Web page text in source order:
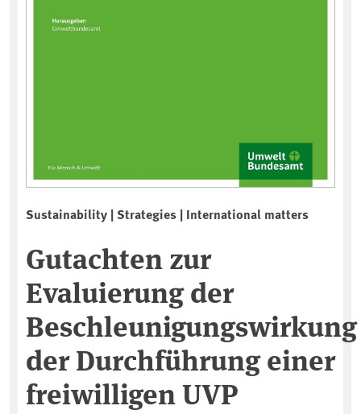
Sustainability | Strategies | International matters
Gutachten zur
Evaluierung der
Beschleunigungswirkung
der Durchführung einer
freiwilligen UVP